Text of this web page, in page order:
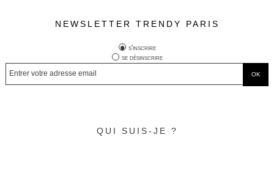
NEWSLETTER TRENDY PARIS
s'inscrire
se désinscrire
QUI SUIS-JE ?